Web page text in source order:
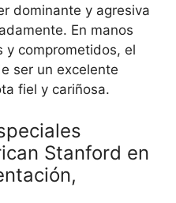
dominante y agresiva
En manos
y comprometidos, el
ser un excelente
fiel y cariñosa.
Stanford en